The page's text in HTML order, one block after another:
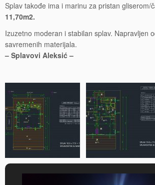
Splav takođe ima i marinu za pristan gliserom/
11,70m2.
Izuzetno moderan i stabilan splav. Napravljen
savremenih materijala.
– Splavovi Aleksić –